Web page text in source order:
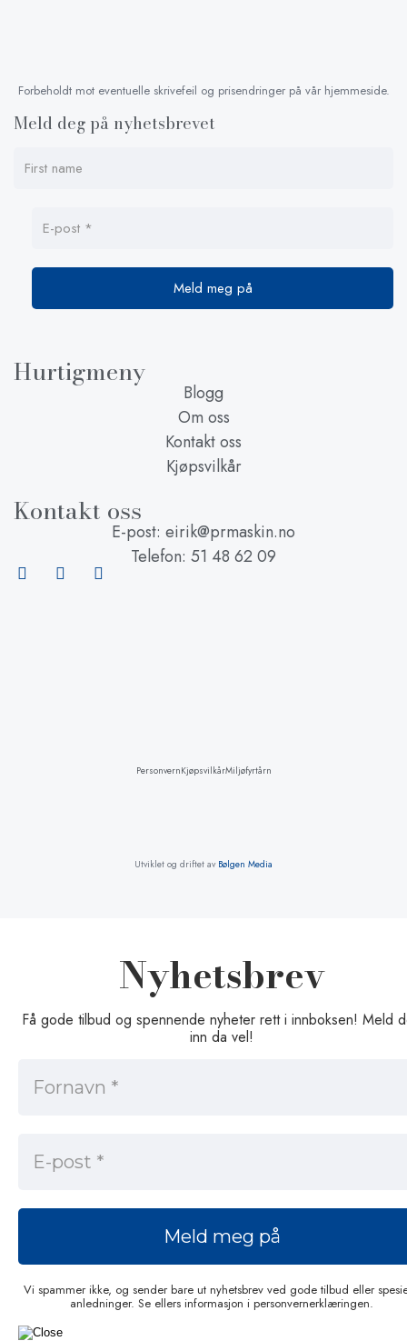
Forbeholdt mot eventuelle skrivefeil og prisendringer på vår hjemmeside.
Meld deg på nyhetsbrevet
Hurtigmeny
Blogg
Om oss
Kontakt oss
Kjøpsvilkår
Kontakt oss
E-post: eirik@prmaskin.no
Telefon: 51 48 62 09
Utviklet og driftet av Bølgen Media
PersonvernKjøpsvilkårMiljøfyrtårn
Nyhetsbrev
Få gode tilbud og spennende nyheter rett i innboksen! Meld
inn da vel!
Vi spammer ikke, og sender bare ut nyhetsbrev ved gode tilbud eller
anledninger. Se ellers informasjon i personvernerklæringen.